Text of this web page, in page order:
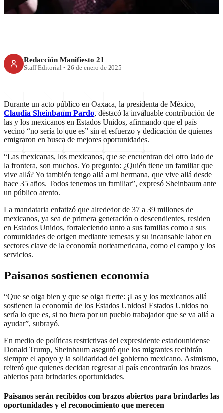
Redacción Manifiesto 21
Staff Editorial • 26 de enero de 2025
Durante un acto público en Oaxaca, la presidenta de México,
Claudia Sheinbaum Pardo, destacó la invaluable contribución de
las y los mexicanos en Estados Unidos, afirmando que el país
vecino “no sería lo que es” sin el esfuerzo y dedicación de quienes
emigraron en busca de mejores oportunidades.
“Las mexicanas, los mexicanos, que se encuentran del otro lado de
la frontera, son muchos. Yo pregunto: ¿Quién tiene un familiar que
vive allá? Yo también tengo allá a mi hermana, que vive allá desde
hace 35 años. Todos tenemos un familiar”, expresó Sheinbaum ante
un público atento.
La mandataria enfatizó que alrededor de 37 a 39 millones de
mexicanos, ya sea de primera generación o descendientes, residen
en Estados Unidos, fortaleciendo tanto a sus familias como a sus
comunidades de origen mediante remesas y su incansable labor en
sectores clave de la economía norteamericana, como el campo y los
servicios.
Paisanos sostienen economía
“Que se oiga bien y que se oiga fuerte: ¡Las y los mexicanos allá
sostienen la economía de los Estados Unidos! Estados Unidos no
sería lo que es, si no fuera por un pueblo trabajador que se va allá a
ayudar”, subrayó.
En medio de políticas restrictivas del expresidente estadounidense
Donald Trump, Sheinbaum aseguró que los migrantes recibirán
siempre el apoyo y la solidaridad del gobierno mexicano. Asimismo,
reiteró que quienes decidan regresar al país encontrarán los brazos
abiertos para brindarles oportunidades.
Paisanos serán recibidos con brazos abiertos para brindarles las
oportunidades y el reconocimiento que merecen